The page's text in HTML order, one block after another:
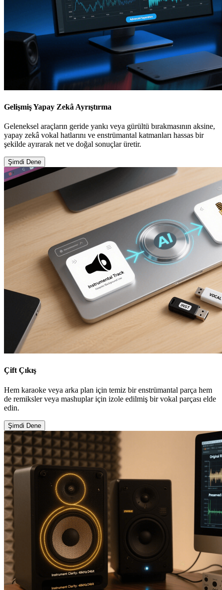
Gelişmiş Yapay Zekâ Ayrıştırma
Geleneksel araçların geride yankı veya gürültü bırakmasının aksine,
yapay zekâ vokal hatlarını ve enstrümantal katmanları hassas bir
şekilde ayırarak net ve doğal sonuçlar üretir.
Şimdi Dene
Çift Çıkış
Hem karaoke veya arka plan için temiz bir enstrümantal parça hem
de remiksler veya mashuplar için izole edilmiş bir vokal parçası elde
edin.
Şimdi Dene